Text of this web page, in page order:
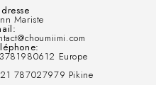
Mariste
Europe
787027979 Pikine